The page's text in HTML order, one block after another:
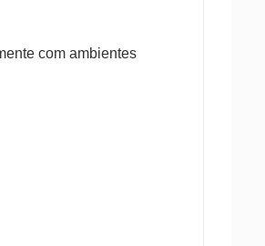
com ambientes